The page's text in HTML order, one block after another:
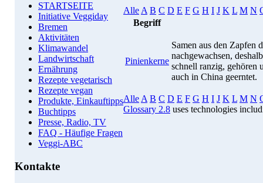
STARTSEITE
Initiative Veggiday
Bremen
Aktivitäten
Klimawandel
Landwirtschaft
Ernährung
Rezepte vegetarisch
Rezepte vegan
Produkte, Einkauftipps
Buchtipps
Presse, Radio, TV
FAQ - Häufige Fragen
Veggi-ABC
Kontakte
Alle A B C D E F G H I J K L M N
Begriff
Pinienkerne
Samen aus den Zapfen
nachgewachsen,
schnell ranzig, gehören
auch in China geerntet.
Alle A B C D E F G H I J K L M N
Glossary 2.8 uses technologies